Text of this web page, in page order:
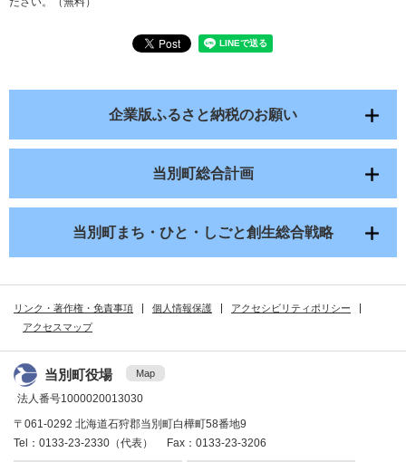
企業版ふるさと納税のお願い
当別町総合計画
当別町まち・ひと・しごと創生総合戦略
リンク・著作権・免責事項 個人情報保護
アクセシビリティポリシー
アクセスマップ
当別町役場 Map
法人番号1000020013030
〒061-0292 北海道石狩郡当別町白樺町58番地9
Tel：0133-23-2330（代表） Fax：0133-23-3206